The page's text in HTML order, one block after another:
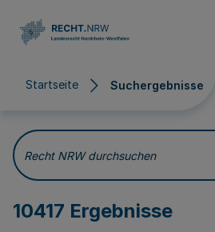
Startseite Suchergebnisse
Suchergebnisse
Recht NRW durchsuchen
10417 Ergebnisse